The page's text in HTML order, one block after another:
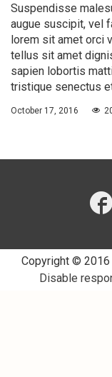
Suspendisse
augue suscipit, vel
lorem sit amet orci
tellus sit amet
sapien lobortis
tristique senectus
October 17, 2016
Copyright ©
Disable